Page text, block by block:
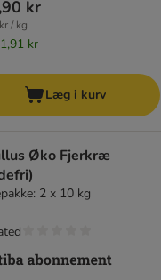
kr
/ kg
kr
Læg i kurv
Øko Fjerkræ
2 x 10 kg